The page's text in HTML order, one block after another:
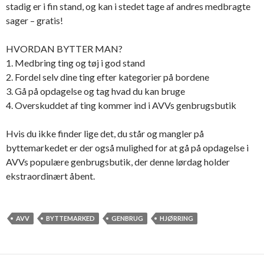
stadig er i fin stand, og kan i stedet tage af andres medbragte
sager – gratis!
HVORDAN BYTTER MAN?
1. Medbring ting og tøj i god stand
2. Fordel selv dine ting efter kategorier på bordene
3. Gå på opdagelse og tag hvad du kan bruge
4. Overskuddet af ting kommer ind i AVVs genbrugsbutik
Hvis du ikke finder lige det, du står og mangler på
byttemarkedet er der også mulighed for at gå på opdagelse i
AVVs populære genbrugsbutik, der denne lørdag holder
ekstraordinært åbent.
AVV BYTTEMARKED GENBRUG HJØRRING